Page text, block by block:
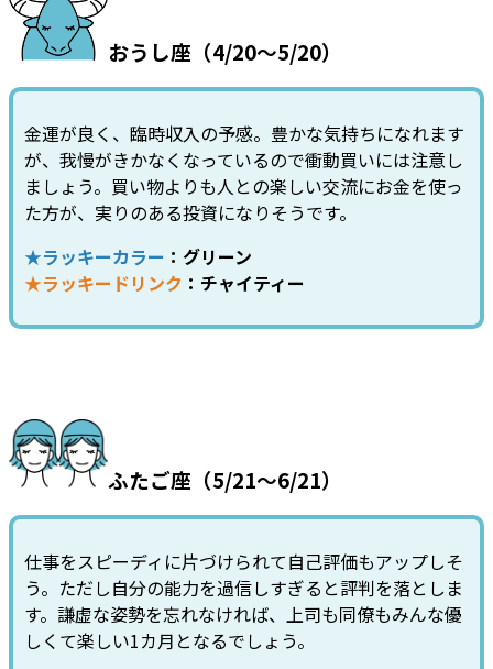
おうし座（4/20～5/20）
金運が良く、臨時収入の予感。豊かな気持ちになれます
が、我慢がきかなくなっているので衝動買いには注意し
ましょう。買い物よりも人との楽しい交流にお金を使っ
た方が、実りのある投資になりそうです。
★ラッキーカラー ：グリーン
★ラッキードリンク ：チャイティー
ふたご座（5/21～6/21）
仕事をスピーディに片づけられて自己評価もアップしそ
う。ただし自分の能力を過信しすぎると評判を落としま
す。謙虚な姿勢を忘れなければ、上司も同僚もみんな優
しくて楽しい1カ月となるでしょう。